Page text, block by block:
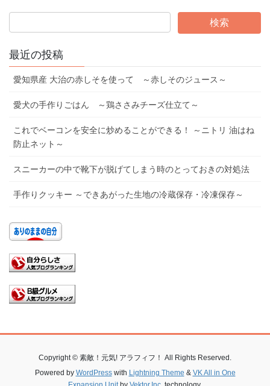
最近の投稿
愛知県産 大治の赤しそを使って ～赤しそのジュース～
愛犬の手作りごはん ～鶏ささみチーズ仕立て～
これでベーコンを安全に炒めることができる！ ～ニトリ 油はね
防止ネット～
スニーカーの中で靴下が脱げてしまう時のとっておきの対処法
手作りクッキー ～できあがった生地の冷蔵保存・冷凍保存～
Copyright © 素敵！元気! アラフィフ！ All Rights Reserved.
Powered by WordPresswith Lightning Theme & VK All in One